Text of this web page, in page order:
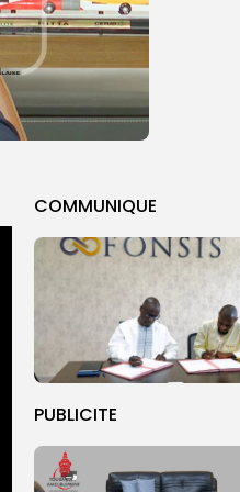
COMMUNIQUE
PUBLICITE